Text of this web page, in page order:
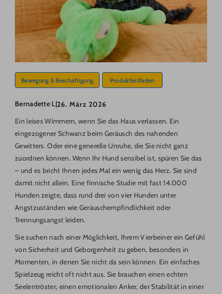
Bewegung & Beschaftigung Produktleitfaden
Bernadette L|26. März 2026
Ein leises Wimmern, wenn Sie das Haus verlassen. Ein
eingezogener Schwanz beim Geräusch des nahenden
Gewitters. Oder eine generelle Unruhe, die Sie nicht ganz
zuordnen können. Wenn Ihr Hund sensibel ist, spüren Sie das
– und es bricht Ihnen jedes Mal ein wenig das Herz. Sie sind
damit nicht allein. Eine finnische Studie mit fast 14.000
Hunden zeigte, dass rund drei von vier Hunden unter
Angstzuständen wie Geräuschempfindlichkeit oder
Trennungsangst leiden.
Sie suchen nach einer Möglichkeit, Ihrem Vierbeiner ein Gefühl
von Sicherheit und Geborgenheit zu geben, besonders in
Momenten, in denen Sie nicht da sein können. Ein einfaches
Spielzeug reicht oft nicht aus. Sie brauchen einen echten
Seelentröster, einen emotionalen Anker, der Stabilität in einer